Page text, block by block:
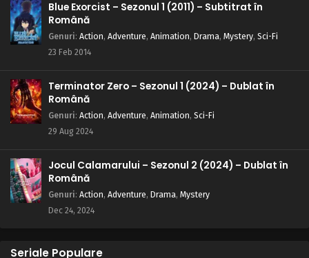
Blue Exorcist – Sezonul 1 (2011) – Subtitrat în
Română
Genuri: Action, Adventure, Animation, Drama, Mystery, Sci-Fi
23 Feb 2014
Terminator Zero – Sezonul 1 (2024) – Dublat în
Română
Genuri: Action, Adventure, Animation, Sci-Fi
29 Aug 2024
Jocul Calamarului – Sezonul 2 (2024) – Dublat în
Română
Genuri: Action, Adventure, Drama, Mystery
Dec 24, 2024
Seriale Populare